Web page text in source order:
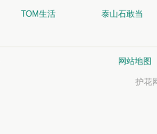
TOM生活 泰山石敢当
网站地图
护花